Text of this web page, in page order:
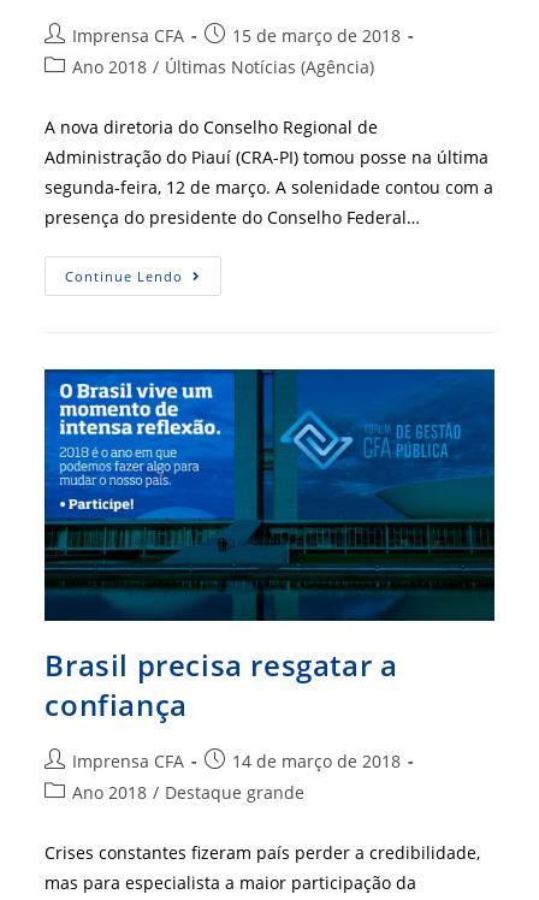
Autor
do
Imprensa CFA
Post
publicado:
15 de março de 2018
Categoria
Ano 2018 / Últimas Notícias (Agência)
A nova diretoria do Conselho Regional de
Administração do Piauí (CRA-PI) tomou posse na última
segunda-feira, 12 de março. A solenidade contou com a
presença do presidente do Conselho Federal…
Continue Lendo Solenidade
Marca
Do
CRA-
PI
Brasil precisa resgatar a
confiança
Autor
do
Imprensa CFA
Post
publicado:
14 de março de 2018
Categoria
post:
Ano 2018 / Destaque grande
Crises constantes fizeram país perder a credibilidade,
mas para especialista a maior participação da